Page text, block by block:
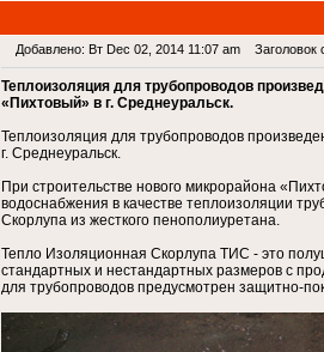
Добавлено: Вт Dec 02, 2014 11:07 am Заголовок
Теплоизоляция для трубопроводов
«Пихтовый» в г. Среднеуральск.
Теплоизоляция для трубопроводов
г. Среднеуральск.
При строительстве нового микрорайона
водоснабжения в качестве теплоизоляции
Скорлупа из жесткого пенополиуретана.
Тепло Изоляционная Скорлупа ТИС - это
стандартных и нестандартных размеров с
для трубопроводов предусмотрен защитно-